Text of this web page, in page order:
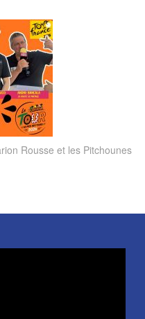
Rousse et les Pitchounes